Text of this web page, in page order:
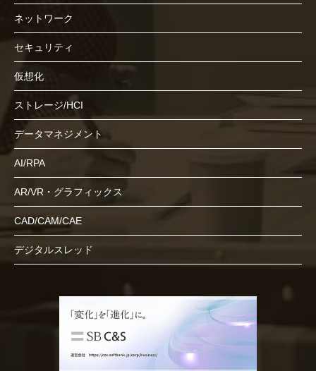
ネットワーク
セキュリティ
仮想化
ストレージ/HCI
データマネジメント
AI/RPA
AR/VR・グラフィックス
CAD/CAM/CAE
デジタルスレッド